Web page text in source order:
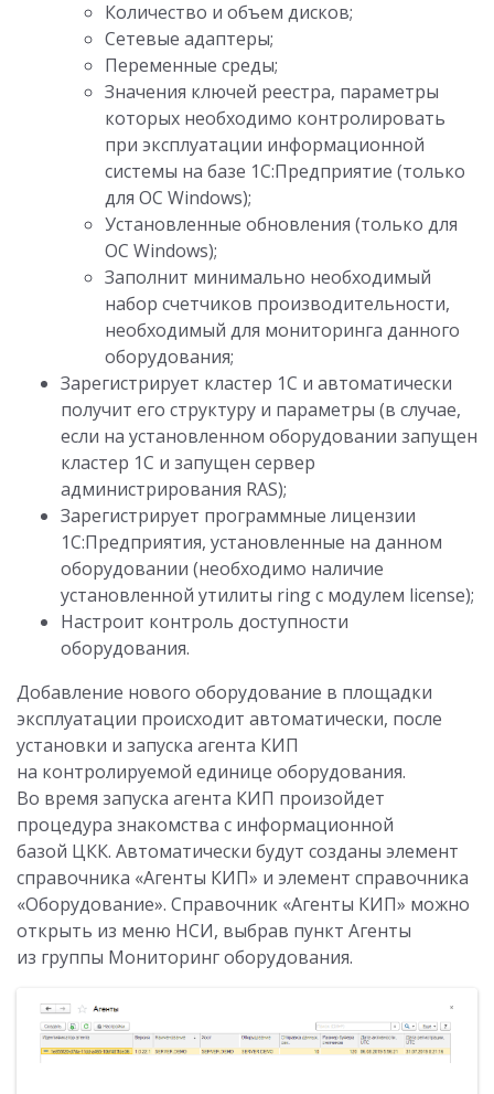
Количество и объем дисков;
Сетевые адаптеры;
Переменные среды;
Значения ключей реестра, параметры
которых необходимо контролировать
при эксплуатации информационной
системы на базе 1С:Предприятие (только
для ОС Windows);
Установленные обновления (только для
ОС Windows);
Заполнит минимально необходимый
набор счетчиков производительности,
необходимый для мониторинга данного
оборудования;
Зарегистрирует кластер 1С и автоматически
получит его структуру и параметры (в случае,
если на установленном оборудовании запущен
кластер 1С и запущен сервер
администрирования RAS);
Зарегистрирует программные лицензии
1С:Предприятия, установленные на данном
оборудовании (необходимо наличие
установленной утилиты ring с модулем license);
Настроит контроль доступности
оборудования.
Добавление нового оборудование в площадки
эксплуатации происходит автоматически, после
установки и запуска агента КИП
на контролируемой единице оборудования.
Во время запуска агента КИП произойдет
процедура знакомства с информационной
базой ЦКК. Автоматически будут созданы элемент
справочника «Агенты КИП» и элемент справочника
«Оборудование». Справочник «Агенты КИП» можно
открыть из меню НСИ, выбрав пункт Агенты
из группы Мониторинг оборудования.